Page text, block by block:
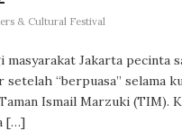
& Cultural Festival
Jakarta pecinta
“berpuasa” selama
Ismail Marzuki (TIM).
[…]